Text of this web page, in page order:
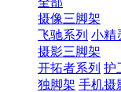
摄像三脚架
飞驰系列 小精
摄影三脚架
开拓者系列 护
独脚架 手机摄